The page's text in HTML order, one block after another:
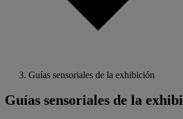
Guías sensoriales de la exhibición
Guías sensoriales de la